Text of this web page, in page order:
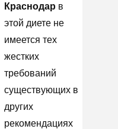
Краснодар в
этой диете не
имеется тех
жестких
требований
существующих в
других
рекомендациях